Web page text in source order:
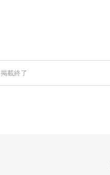
掲載終了